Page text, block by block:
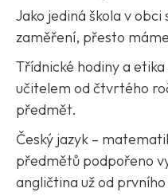
Jako jediná škola v
zaměření, přesto
Třídnické hodiny a
učitelem od čtvrtého
předmět.
Český jazyk –
předmětů podpořeno
angličtina už od